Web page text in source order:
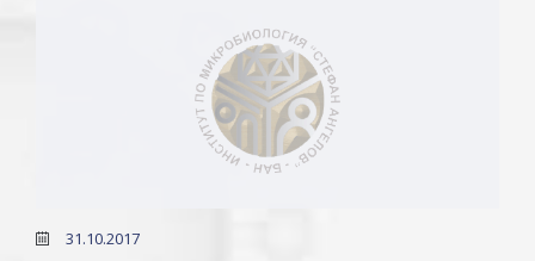
31.10.2017